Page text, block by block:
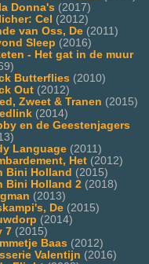
Donna's (2017)
Cel (2012)
van Oss, De (2011)
Sleep (2016)
- Het gat in de muur
Butterflies (2010)
Out (2012)
Zweet & Tranen (2015)
(2014)
en de Geestenjagers
Language (2011)
Het (2012)
Bini Holland (2015)
Bini Holland 2 (2018)
(2013)
De (2015)
(2014)
7 (2015)
Baas (2012)
Valentijn (2016)